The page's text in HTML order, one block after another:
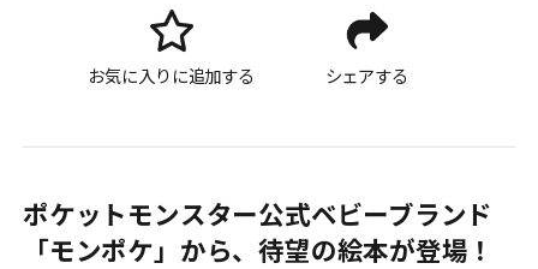
お気に入りに追加する シェアする
ポケットモンスター公式ベビーブランド
「モンポケ」から、待望の絵本が登場！